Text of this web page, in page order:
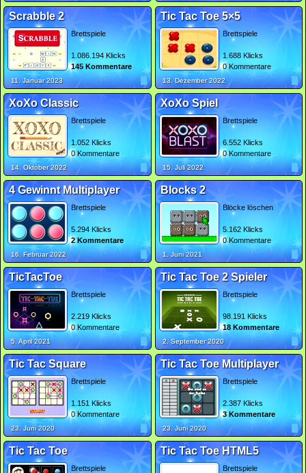
Scrabble 2
Brettspiele
1.086.194 Klicks
145 Kommentare
11. Januar 2023
Tic Tac Toe 5×5
Brettspiele
1.688 Klicks
0 Kommentare
13. Dezember 2022
XoXo Classic
Brettspiele
1.052 Klicks
0 Kommentare
14. Oktober 2022
XoXo Spiel
Brettspiele
6.552 Klicks
0 Kommentare
15. Juli 2022
4 Gewinnt Multiplayer
Brettspiele
5.294 Klicks
2 Kommentare
16. Februar 2022
Blocks 2
Blöcke löschen
5.162 Klicks
0 Kommentare
1. Juni 2021
TicTacToe
Brettspiele
2.219 Klicks
0 Kommentare
5. April 2021
Tic Tac Toe 2 Spieler
Brettspiele
98.191 Klicks
18 Kommentare
2. September 2020
Tic Tac Square
Brettspiele
1.151 Klicks
0 Kommentare
23. Juni 2020
Tic Tac Toe Multiplayer
Brettspiele
2.387 Klicks
3 Kommentare
23. Juni 2020
Tic Tac Toe
Brettspiele
Tic Tac Toe HTML5
Brettspiele